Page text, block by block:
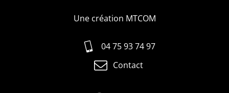
Une création MTCOM
04 75 93 74 97
Contact